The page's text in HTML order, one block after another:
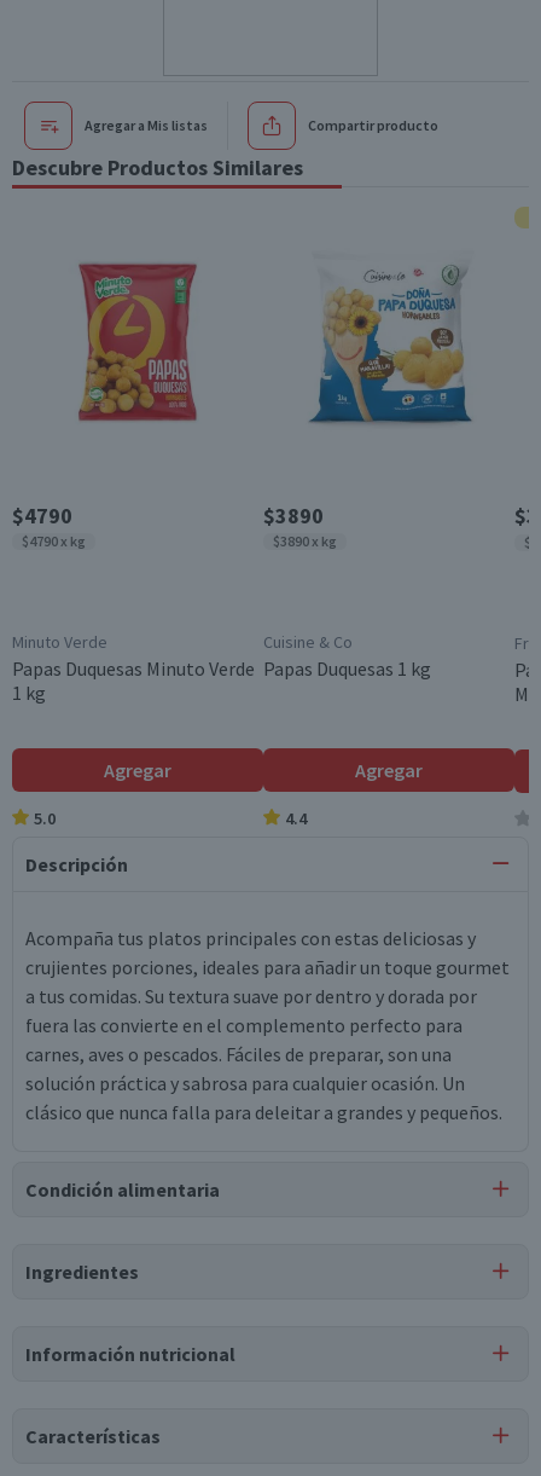
Agregar a Mis listas Compartir producto
Descubre Productos Similares
$4790
$4790 x kg
Minuto Verde
Papas Duquesas Minuto Verde
1 kg
Agregar
5.0
$3890
$3890 x kg
Cuisine & Co
Papas Duquesas 1 kg
Agregar
4.4
Descripción
Acompaña tus platos principales con estas deliciosas y
crujientes porciones, ideales para añadir un toque gourmet
a tus comidas. Su textura suave por dentro y dorada por
fuera las convierte en el complemento perfecto para
carnes, aves o pescados. Fáciles de preparar, son una
solución práctica y sabrosa para cualquier ocasión. Un
clásico que nunca falla para deleitar a grandes y pequeños.
Condición alimentaria
Ingredientes
Información nutricional
Tabla nutricional
Características